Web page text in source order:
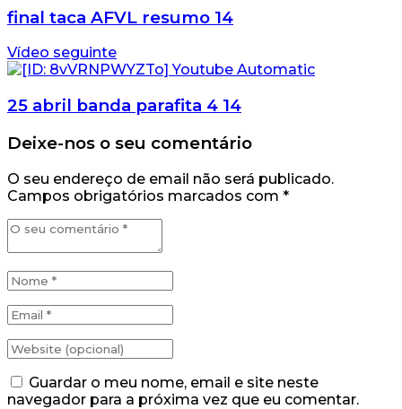
final taca AFVL resumo 14
Vídeo seguinte
25 abril banda parafita 4 14
Deixe-nos o seu comentário
O seu endereço de email não será publicado.
Campos obrigatórios marcados com *
Guardar o meu nome, email e site neste
navegador para a próxima vez que eu comentar.